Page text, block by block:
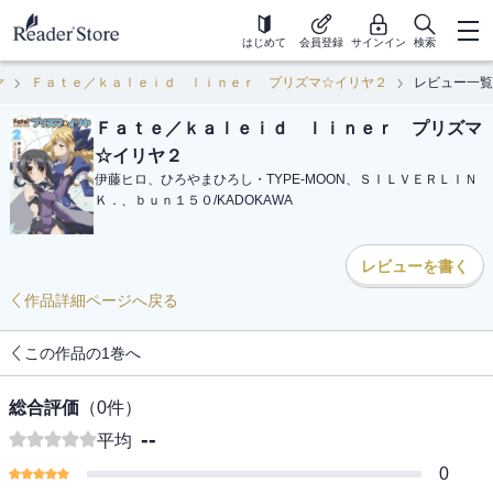
はじめて 会員登録 サインイン 検索
Ｆａｔｅ／ｋａｌｅｉｄ ｌｉｎｅｒ プリズマ☆イリヤ２ レビュー一覧
Ｆａｔｅ／ｋａｌｅｉｄ ｌｉｎｅｒ プリズマ
☆イリヤ２
伊藤ヒロ、ひろやまひろし・TYPE-MOON、ＳＩＬＶＥＲＬＩＮ
Ｋ．、ｂｕｎ１５０ /KADOKAWA
レビューを書く
作品詳細ページへ戻る
この作品の1巻へ
総合評価 （0件）
平均 --
0